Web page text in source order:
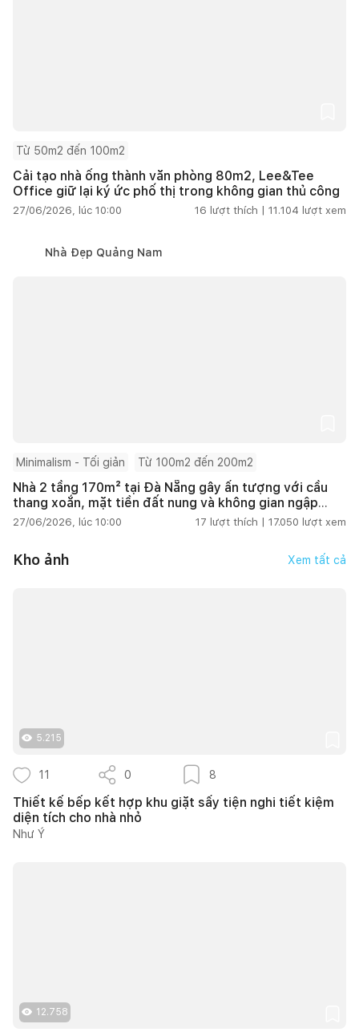
Từ 50m2 đến 100m2
Cải tạo nhà ống thành văn phòng 80m2, Lee&Tee
Office giữ lại ký ức phố thị trong không gian thủ công
27/06/2026, lúc 10:00 16 lượt thích | 11.104 lượt xem
Nhà Đẹp Quảng Nam
Minimalism - Tối giản Từ 100m2 đến 200m2
Nhà 2 tầng 170m² tại Đà Nẵng gây ấn tượng với cầu
thang xoắn, mặt tiền đất nung và không gian ngập
tràn ánh sáng
27/06/2026, lúc 10:00 17 lượt thích | 17.050 lượt xem
Kho ảnh Xem tất cả
5.215
11 0 8
Thiết kế bếp kết hợp khu giặt sấy tiện nghi tiết kiệm
diện tích cho nhà nhỏ
Như Ý
12.758